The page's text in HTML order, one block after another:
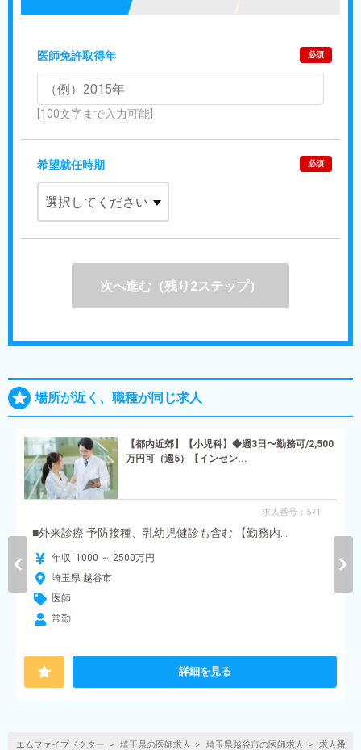
医師免許取得年 必須
[100文字まで入力可能]
希望就任時期 必須
次へ進む（残り2ステップ）
場所が近く、職種が同じ求人
【都内近郊】【小児科】◆週3日〜勤務可/2,500
万円可（週5）【インセン...
求人番号：571
■外来診療 予防接種、乳幼児健診も含む 【勤務内...
年収 1000 ～ 2500万円
埼玉県 越谷市
医師
常勤
詳細を見る
エムファイブドクター 埼玉県の医師求人 埼玉県越谷市の医師求人 求人番号